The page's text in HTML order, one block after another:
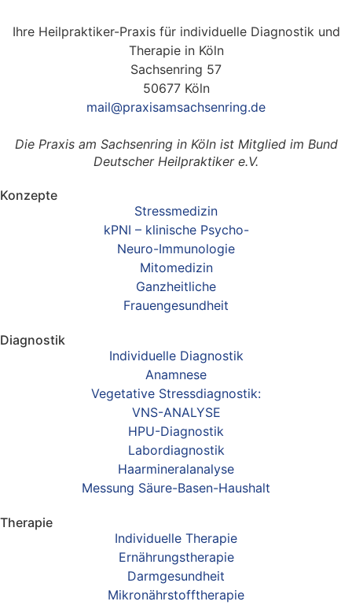
Ihre Heilpraktiker-Praxis für individuelle Diagnostik und
Therapie in Köln
Sachsenring 57
50677 Köln
mail@praxisamsachsenring.de
Die Praxis am Sachsenring in Köln ist Mitglied im Bund
Deutscher Heilpraktiker e.V.
Konzepte
Stressmedizin
kPNI – klinische Psycho-
Neuro-Immunologie
Mitomedizin
Ganzheitliche
Frauengesundheit
Diagnostik
Individuelle Diagnostik
Anamnese
Vegetative Stressdiagnostik:
VNS-ANALYSE
HPU-Diagnostik
Labordiagnostik
Haarmineralanalyse
Messung Säure-Basen-Haushalt
Therapie
Individuelle Therapie
Ernährungstherapie
Darmgesundheit
Mikronährstofftherapie